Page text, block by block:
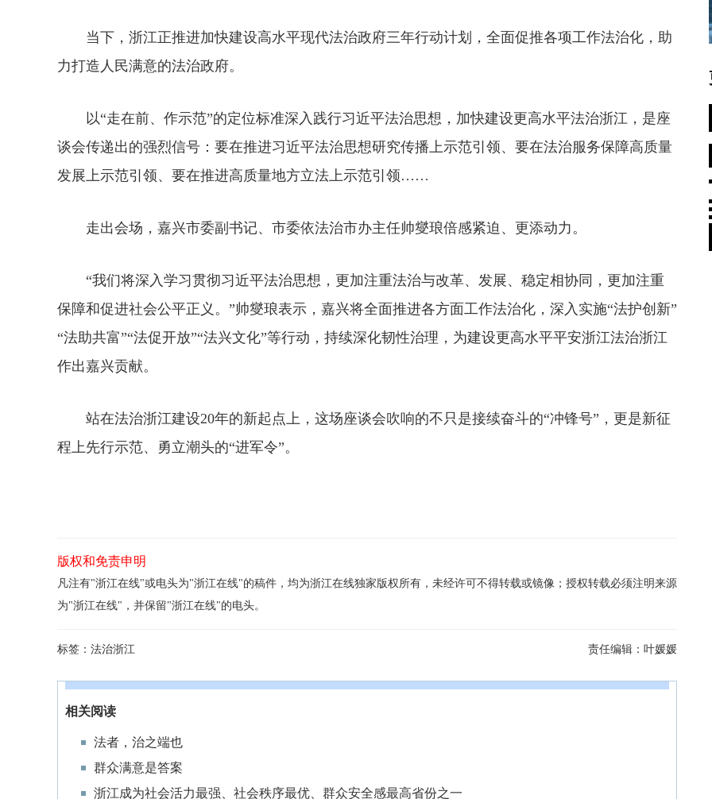
当下，浙江正推进加快建设高水平现代法治政府三年行动计划，全面促推各项工作法治化，助
力打造人民满意的法治政府。
以“走在前、作示范”的定位标准深入践行习近平法治思想，加快建设更高水平法治浙江，是座
谈会传递出的强烈信号：要在推进习近平法治思想研究传播上示范引领、要在法治服务保障高质量
发展上示范引领、要在推进高质量地方立法上示范引领……
走出会场，嘉兴市委副书记、市委依法治市办主任帅燮琅倍感紧迫、更添动力。
“我们将深入学习贯彻习近平法治思想，更加注重法治与改革、发展、稳定相协同，更加注重
保障和促进社会公平正义。”帅燮琅表示，嘉兴将全面推进各方面工作法治化，深入实施“法护创新”
“法助共富”“法促开放”“法兴文化”等行动，持续深化韧性治理，为建设更高水平平安浙江法治浙江
作出嘉兴贡献。
站在法治浙江建设20年的新起点上，这场座谈会吹响的不只是接续奋斗的“冲锋号”，更是新征
程上先行示范、勇立潮头的“进军令”。
版权和免责申明
凡注有"浙江在线"或电头为"浙江在线"的稿件，均为浙江在线独家版权所有，未经许可不得转载或镜像；授权转载必须注明来源
为"浙江在线"，并保留"浙江在线"的电头。
标签： 法治浙江 责任编辑： 叶媛媛
相关阅读
法者，治之端也
群众满意是答案
浙江成为社会活力最强、社会秩序最优、群众安全感最高省份之一